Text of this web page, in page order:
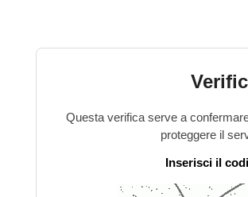
Questa verifica serve a
proteggere il
Inserisci il